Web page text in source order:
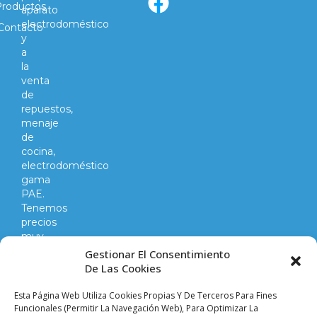
Gestionar El Consentimiento
De Las Cookies
Esta Página Web Utiliza Cookies Propias Y De Terceros Para Fines
Funcionales (permitir La Navegación Web), Para Optimizar La
aparato
electrodoméstico
y
a
la
venta
de
repuestos,
menaje
de
cocina,
electrodoméstico
gama
PAE.
Tenemos
precios
muy
competitivos
lo
que